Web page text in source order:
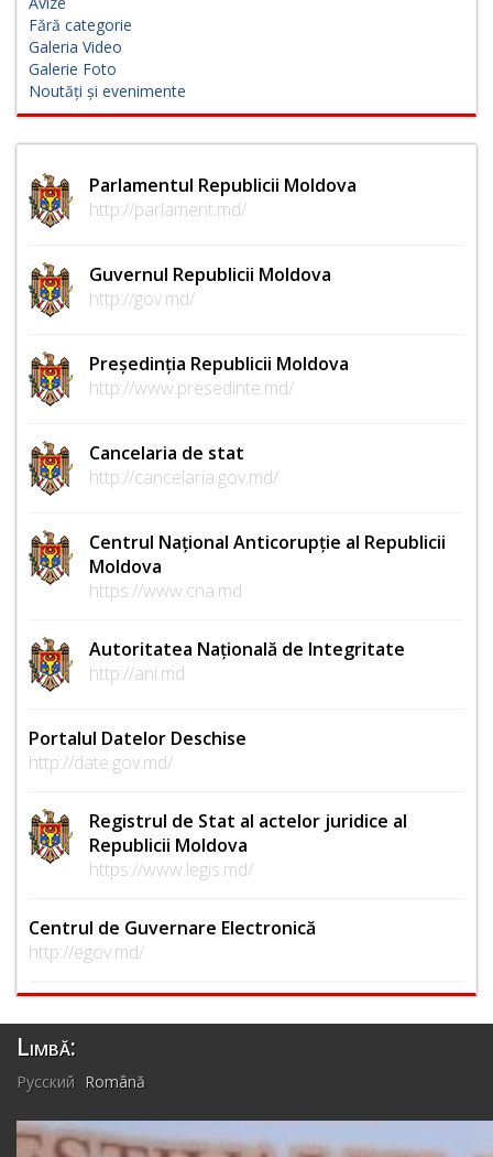
Fără categorie
Galeria Video
Galerie Foto
Noutăți și evenimente
Parlamentul Republicii Moldova
http://parlament.md/
Guvernul Republicii Moldova
http://gov.md/
Președinția Republicii Moldova
http://www.presedinte.md/
Cancelaria de stat
http://cancelaria.gov.md/
Centrul Național Anticorupție al Republicii
Moldova
https://www.cna.md
Autoritatea Națională de Integritate
http://ani.md
Portalul Datelor Deschise
http://date.gov.md/
Registrul de Stat al actelor juridice al
Republicii Moldova
https://www.legis.md/
Centrul de Guvernare Electronică
http://egov.md/
Limbă:
Русский Română